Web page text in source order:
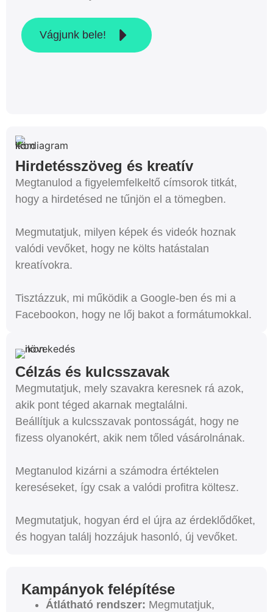
Vágjunk bele!
Hirdetésszöveg és kreatív
Megtanulod a figyelemfelkeltő címsorok titkát,
hogy a hirdetésed ne tűnjön el a tömegben.
Megmutatjuk, milyen képek és videók hoznak
valódi vevőket, hogy ne költs hatástalan
kreatívokra.
Tisztázzuk, mi működik a Google-ben és mi a
Facebookon, hogy ne lőj bakot a formátumokkal.
Célzás és kulcsszavak
Megmutatjuk, mely szavakra keresnek rá azok,
akik pont téged akarnak megtalálni.
Beállítjuk a kulcsszavak pontosságát, hogy ne
fizess olyanokért, akik nem tőled vásárolnának.
Megtanulod kizárni a számodra értéktelen
kereséseket, így csak a valódi profitra költesz.
Megmutatjuk, hogyan érd el újra az érdeklődőket,
és hogyan találj hozzájuk hasonló, új vevőket.
Kampányok felépítése
Átlátható rendszer: Megmutatjuk,